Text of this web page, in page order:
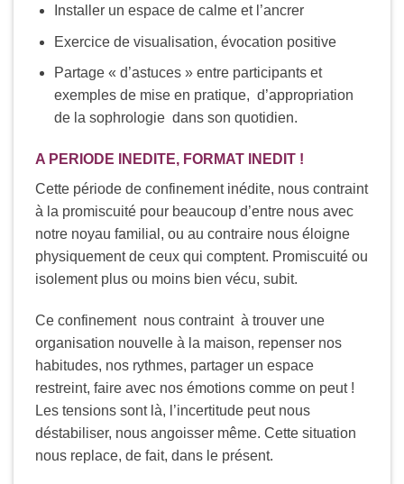
Installer un espace de calme et l’ancrer
Exercice de visualisation, évocation positive
Partage « d’astuces » entre participants et
exemples de mise en pratique, d’appropriation
de la sophrologie dans son quotidien.
A PERIODE INEDITE, FORMAT INEDIT !
Cette période de confinement inédite, nous contraint
à la promiscuité pour beaucoup d’entre nous avec
notre noyau familial, ou au contraire nous éloigne
physiquement de ceux qui comptent. Promiscuité ou
isolement plus ou moins bien vécu, subit.
Ce confinement nous contraint à trouver une
organisation nouvelle à la maison, repenser nos
habitudes, nos rythmes, partager un espace
restreint, faire avec nos émotions comme on peut !
Les tensions sont là, l’incertitude peut nous
déstabiliser, nous angoisser même. Cette situation
nous replace, de fait, dans le présent.